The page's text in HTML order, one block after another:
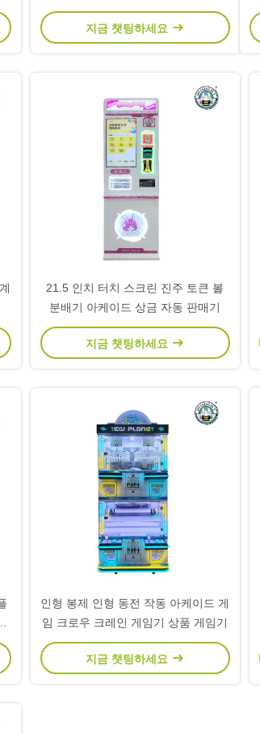
지금 챗팅하세요
21.5 인치 터치 스크린 진주 토큰 볼
분배기 아케이드 상금 자동 판매기
지금 챗팅하세요
인형 봉제 인형 동전 작동 아케이드 게
임 크로우 크레인 게임기 상품 게임기
지금 챗팅하세요